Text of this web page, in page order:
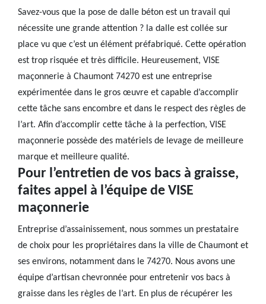
Savez-vous que la pose de dalle béton est un travail qui
nécessite une grande attention ? la dalle est collée sur
place vu que c’est un élément préfabriqué. Cette opération
est trop risquée et très difficile. Heureusement, VISE
maçonnerie à Chaumont 74270 est une entreprise
expérimentée dans le gros œuvre et capable d’accomplir
cette tâche sans encombre et dans le respect des règles de
l’art. Afin d’accomplir cette tâche à la perfection, VISE
maçonnerie possède des matériels de levage de meilleure
marque et meilleure qualité.
Pour l’entretien de vos bacs à graisse,
faites appel à l’équipe de VISE
maçonnerie
Entreprise d’assainissement, nous sommes un prestataire
de choix pour les propriétaires dans la ville de Chaumont et
ses environs, notamment dans le 74270. Nous avons une
équipe d’artisan chevronnée pour entretenir vos bacs à
graisse dans les règles de l’art. En plus de récupérer les